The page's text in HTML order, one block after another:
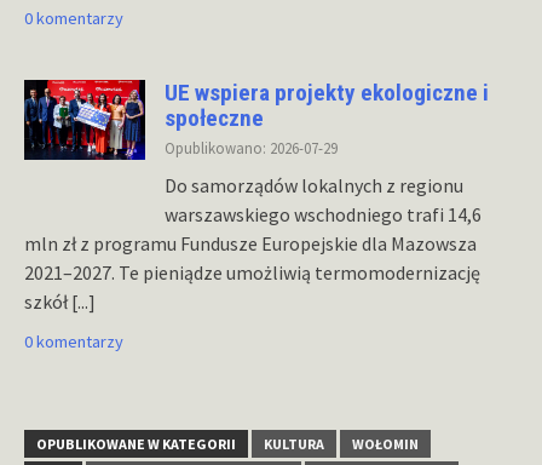
0 komentarzy
UE wspiera projekty ekologiczne i
społeczne
Opublikowano: 2026-07-29
Do samorządów lokalnych z regionu
warszawskiego wschodniego trafi 14,6
mln zł z programu Fundusze Europejskie dla Mazowsza
2021–2027. Te pieniądze umożliwią termomodernizację
szkół[...]
0 komentarzy
OPUBLIKOWANE W KATEGORII KULTURA
WOŁOMIN